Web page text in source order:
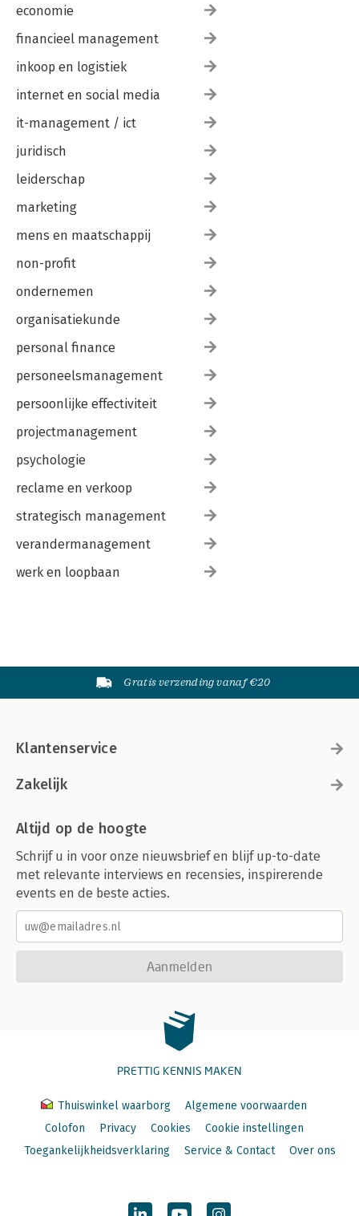
economie
financieel management
inkoop en logistiek
internet en social media
it-management / ict
juridisch
leiderschap
marketing
mens en maatschappij
non-profit
ondernemen
organisatiekunde
personal finance
personeelsmanagement
persoonlijke effectiviteit
projectmanagement
psychologie
reclame en verkoop
strategisch management
verandermanagement
werk en loopbaan
Gratis verzending vanaf €20
Klantenservice
Zakelijk
Altijd op de hoogte
Schrijf u in voor onze nieuwsbrief en blijf up-to-date
met relevante interviews en recensies, inspirerende
events en de beste acties.
Aanmelden
PRETTIG KENNIS MAKEN
Thuiswinkel waarborg
Algemene voorwaarden
Colofon
Privacy Cookies
Cookie instellingen
Toegankelijkheidsverklaring
Service & Contact Over ons